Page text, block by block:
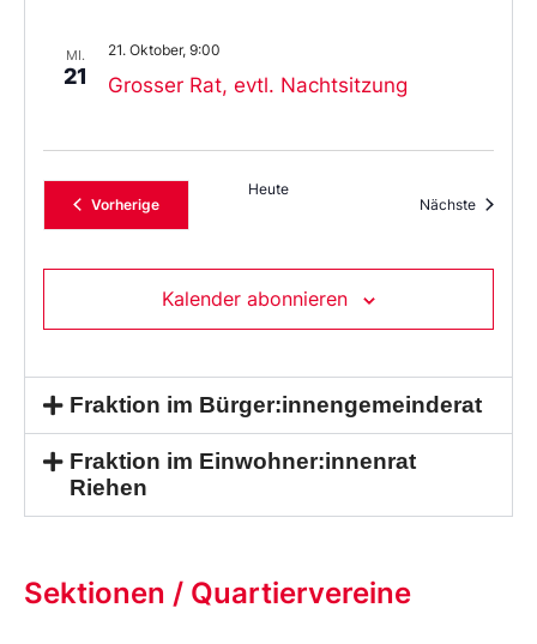
MI.
21 Grosser Rat, evtl. Nachtsitzung
21. Oktober, 9:00
VorherigeVeranstaltungen
Heute
Nächste
Kalender abonnieren
Fraktion im Bürger:innengemeinderat
Fraktion im Einwohner:innenrat
Riehen
Sektionen / Quartiervereine